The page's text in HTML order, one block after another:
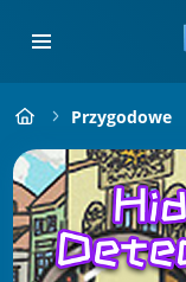
Przygodowe